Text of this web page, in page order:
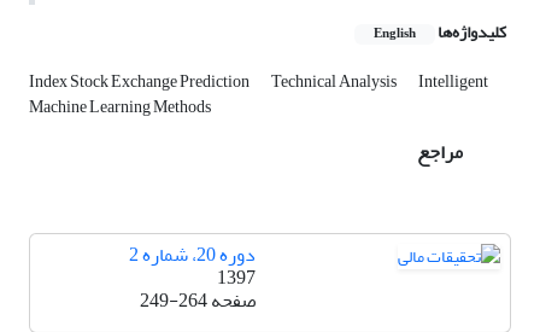
کلیدواژه‌ها English
Index Stock Exchange Prediction Technical Analysis Intelligent
Machine Learning Methods
مراجع
دوره 20، شماره 2
1397
صفحه249-264